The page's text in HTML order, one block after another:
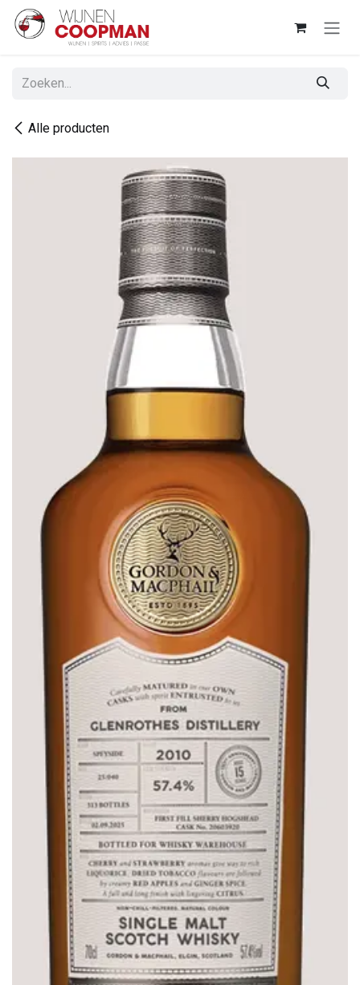
Overslaan naar inhoud
Alle producten